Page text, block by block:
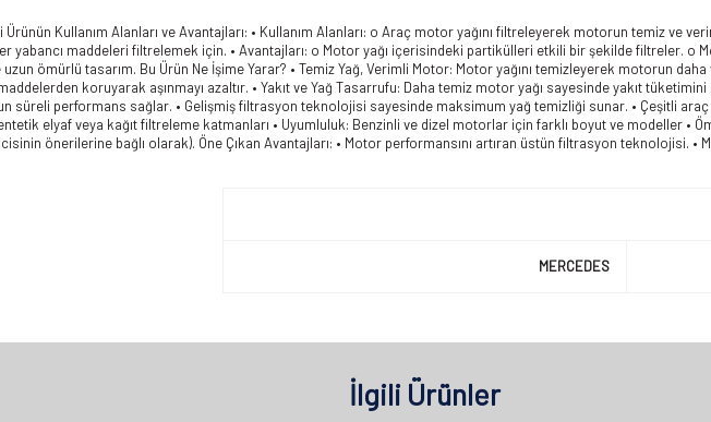
Kullanım Alanları ve Avantajları: • Kullanım Alanları: o Araç motor yağını filtreleyerek motorun temiz ve
yabancı maddeleri filtrelemek için. • Avantajları: o Motor yağı içerisindeki partikülleri etkili bir şekilde filtreler. o
uzun ömürlü tasarım. Bu Ürün Ne İşime Yarar? • Temiz Yağ, Verimli Motor: Motor yağını temizleyerek motorun
koruyarak aşınmayı azaltır. • Yakıt ve Yağ Tasarrufu: Daha temiz motor yağı sayesinde yakıt
süreli performans sağlar. • Gelişmiş filtrasyon teknolojisi sayesinde maksimum yağ temizliği sunar. • Çeşitli
elyaf veya kağıt filtreleme katmanları • Uyumluluk: Benzinli ve dizel motorlar için farklı boyut ve modeller •
önerilerine bağlı olarak). Öne Çıkan Avantajları: • Motor performansını artıran üstün filtrasyon teknolojisi. •
MERCEDES
İlgili Ürünler